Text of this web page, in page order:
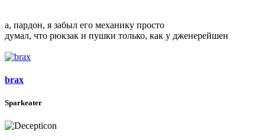
а, пардон, я забыл его механику просто
думал, что рюкзак и пушки только, как у дженерейшен
brax
Sparkeater